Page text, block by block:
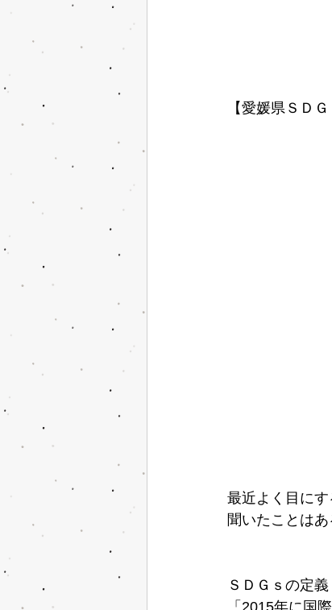
【愛媛県ＳＤ
最近よく目に
聞いたことは
ＳＤＧｓの定義
「2015年に国